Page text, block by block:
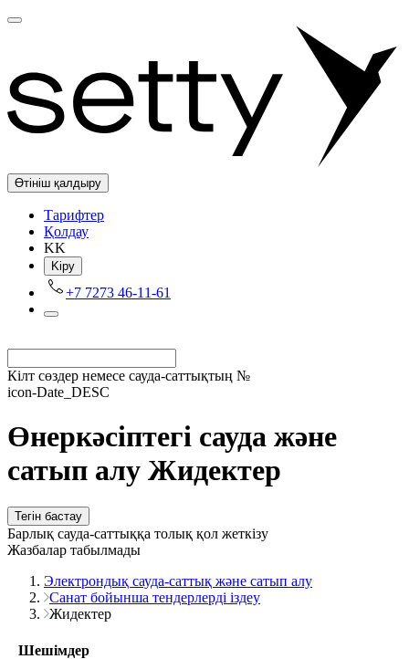
Өтініш қалдыру
Tарифтер
Қолдау
KK
Kіру
+7 7273 46-11-61
Кілт сөздер немесе сауда-саттықтың №
icon-Date_DESC
Өнеркәсіптегі сауда және
сатып алу Жидектер
Тегін бастау
Барлық сауда-саттыққа толық қол жеткізу
Жазбалар табылмады
Электрондық сауда-саттық және сатып алу
Санат бойынша тендерлерді іздеу
Жидектер
Шешімдер